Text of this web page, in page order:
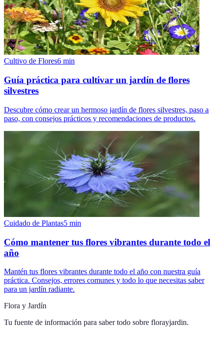
Cultivo de Flores6 min
Guía práctica para cultivar un jardín de flores
silvestres
Descubre cómo crear un hermoso jardín de flores silvestres, paso a
paso, con consejos prácticos y recomendaciones de productos.
Cuidado de Plantas5 min
Cómo mantener tus flores vibrantes durante todo el
año
Mantén tus flores vibrantes durante todo el año con nuestra guía
práctica. Consejos, errores comunes y todo lo que necesitas saber
para un jardín radiante.
Flora y Jardín
Tu fuente de información para saber todo sobre florayjardin.